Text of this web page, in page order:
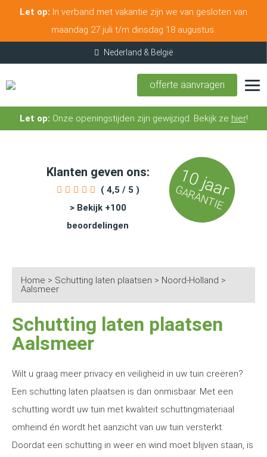
Let op: In verband met vakantie zijn we van gesloten van
maandag 27 juli t/m dinsdag 18 augustus.
offerte aanvragen
Let op: Onze openingstijden zijn gewijzigd. Bekijk ze hier!
Klanten geven ons:
( 4,5 / 5 )
> Bekijk +100
beoordelingen
10 jaar
GARANTIE
Home > Schutting laten plaatsen > Noord-Holland >
Aalsmeer
Schutting laten plaatsen
Aalsmeer
Wilt u graag meer privacy en veiligheid in uw tuin creëren?
Een schutting laten plaatsen is dan onmisbaar. Met een
schutting wordt uw tuin met kwaliteit schuttingmateriaal
omheind én wordt het aanzicht van uw tuin versterkt.
Doordat een schutting in weer en wind moet blijven staan, is